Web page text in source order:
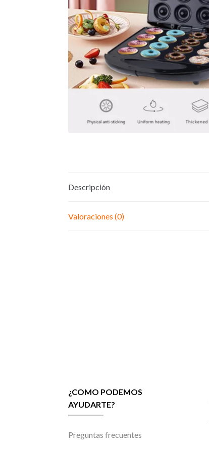
Descripción
Valoraciones (0)
¿COMO PODEMOS
AYUDARTE?
Preguntas frecuentes